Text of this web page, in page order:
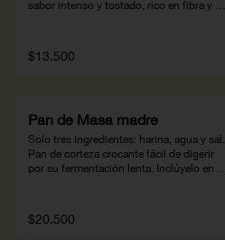
sabor intenso y tostado, rico en fibra y
$13.500
Pan de Masa madre
Solo tres ingredientes: harina, agua y sal.
Pan de corteza crocante fácil de digerir
por su fermentación lenta. Inclúyelo en
$20.500